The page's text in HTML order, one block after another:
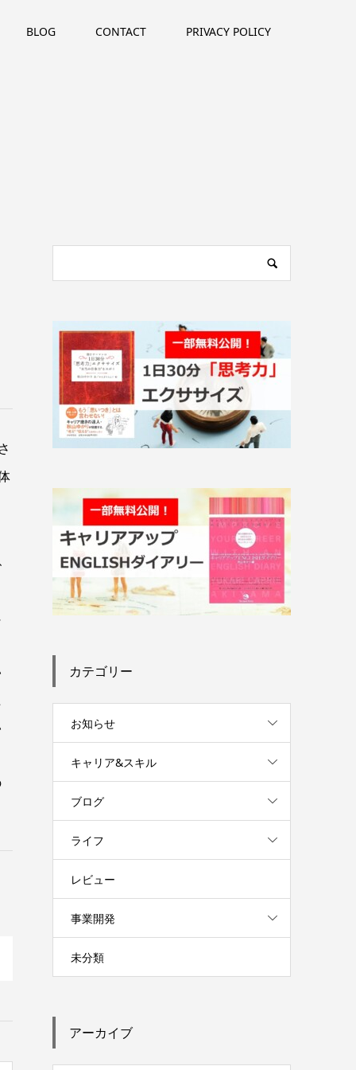
BLOG CONTACT PRIVACY POLICY
カテゴリー
お知らせ
キャリア&スキル
ブログ
ライフ
レビュー
事業開発
未分類
アーカイブ